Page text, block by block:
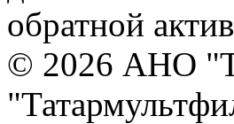
обратной
© 2026 АНО